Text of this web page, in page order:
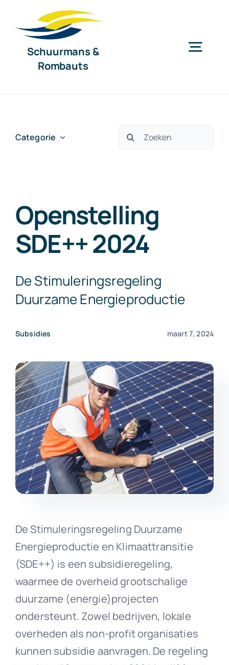
naar
Schuurmans &
Rombauts
Nieuws
Exact Online
Neem contact op!
Categorie
Zoeken
Openstelling
SDE++ 2024
De Stimuleringsregeling
Duurzame Energieproductie
Subsidies maart 7, 2024
De Stimuleringsregeling Duurzame
Energieproductie en Klimaattransitie
(SDE++) is een subsidieregeling,
waarmee de overheid grootschalige
duurzame (energie)projecten
ondersteunt. Zowel bedrijven, lokale
overheden als non-profit organisaties
kunnen subsidie aanvragen. De regeling